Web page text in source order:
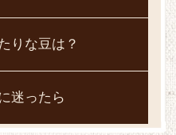
りな豆は？
迷ったら